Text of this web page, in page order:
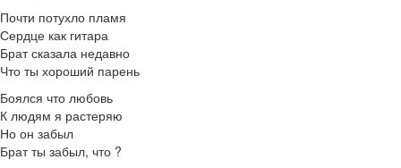
Почти потухло пламя
Сердце как гитара
Брат сказала недавно
Что ты хороший парень
Боялся что любовь
К людям я растеряю
Но он забыл
Брат ты забыл, что ?